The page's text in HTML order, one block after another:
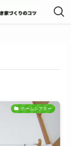
ホームシアター